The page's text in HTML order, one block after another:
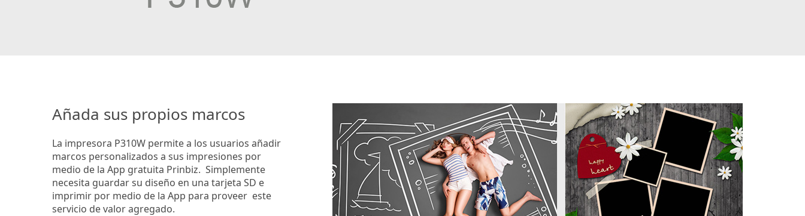
Añada sus propios marcos
La impresora P310W permite a los usuarios añadir
marcos personalizados a sus impresiones por
medio de la App gratuita Prinbiz. Simplemente
necesita guardar su diseño en una tarjeta SD e
imprimir por medio de la App para proveer este
servicio de valor agregado.